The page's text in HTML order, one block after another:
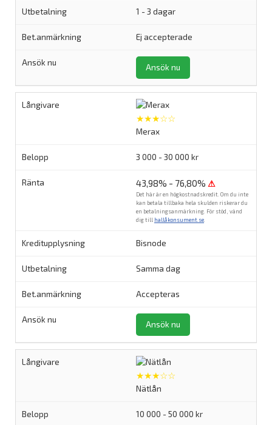
1 - 3 dagar
Ej accepterade
Ansök nu
★★★☆☆
Merax
3 000 - 30 000 kr
43,98% - 76,80% ⚠
Det här är en högkostnadskredit. Om du inte
kan betala tillbaka hela skulden riskerar du
en betalningsanmärkning. För stöd, vänd
dig till hallåkonsument.se
Bisnode
Samma dag
Accepteras
Ansök nu
★★★☆☆
Nätlån
10 000 - 50 000 kr